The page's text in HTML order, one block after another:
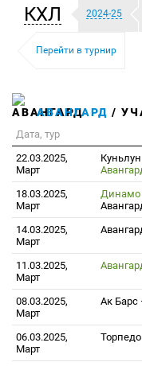
КХЛ 2024-25
Перейти в турнир
АВАНГАРД /
Дата, тур
22.03.2025,
Март
18.03.2025,
Март
14.03.2025,
Март
11.03.2025,
Март
08.03.2025,
Март
Ак Барс
06.03.2025,
Март
Торпедо